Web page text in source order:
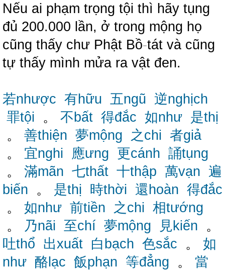
Nếu ai phạm trọng tội thì hãy tụng
đủ 200.000 lần, ở trong mộng họ
cũng thấy chư Phật Bồ-tát và cũng
tự thấy mình mửa ra vật đen.
若nhược 有hữu 五ngũ 逆nghịch
罪tội 。 不bất 得đắc 如như 是thị
。 善thiện 夢mộng 之chi 者giả
。 宜nghi 應ưng 更cánh 誦tụng
。 滿mãn 七thất 十thập 萬vạn 遍
biến 。 是thị 時thời 還hoàn 得đắc
。 如như 前tiền 之chi 相tướng
。
乃nãi 至chí 夢mộng 見kiến 。
吐thổ 出xuất 白bạch 色sắc 。 如
như 酪lạc 飯phạn 等đẳng 。 當